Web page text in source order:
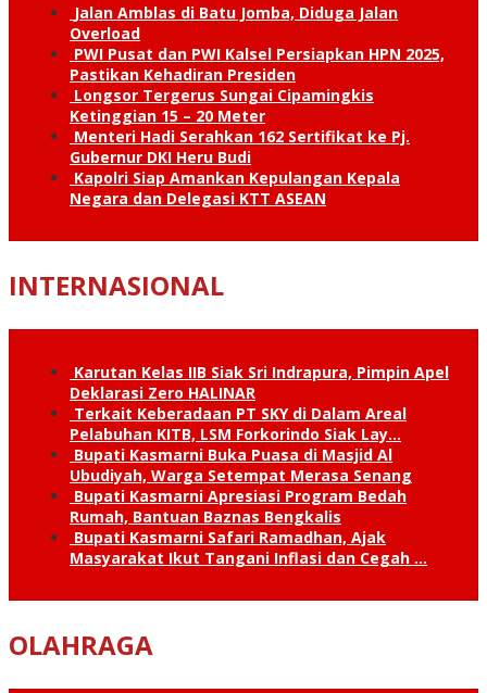
Jalan Amblas di Batu Jomba, Diduga Jalan
Overload
PWI Pusat dan PWI Kalsel Persiapkan HPN 2025,
Pastikan Kehadiran Presiden
Longsor Tergerus Sungai Cipamingkis
Ketinggian 15 – 20 Meter
Menteri Hadi Serahkan 162 Sertifikat ke Pj.
Gubernur DKI Heru Budi
Kapolri Siap Amankan Kepulangan Kepala
Negara dan Delegasi KTT ASEAN
INTERNASIONAL
Karutan Kelas IIB Siak Sri Indrapura, Pimpin Apel
Deklarasi Zero HALINAR
Terkait Keberadaan PT SKY di Dalam Areal
Pelabuhan KITB, LSM Forkorindo Siak Lay…
Bupati Kasmarni Buka Puasa di Masjid Al
Ubudiyah, Warga Setempat Merasa Senang
Bupati Kasmarni Apresiasi Program Bedah
Rumah, Bantuan Baznas Bengkalis
Bupati Kasmarni Safari Ramadhan, Ajak
Masyarakat Ikut Tangani Inflasi dan Cegah …
OLAHRAGA